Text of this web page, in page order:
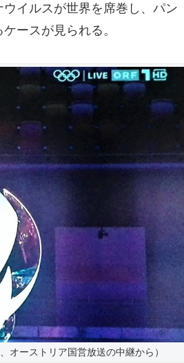
イルスが世界を席巻し、パン
ースが見られる。
オーストリア国営放送の中継から）